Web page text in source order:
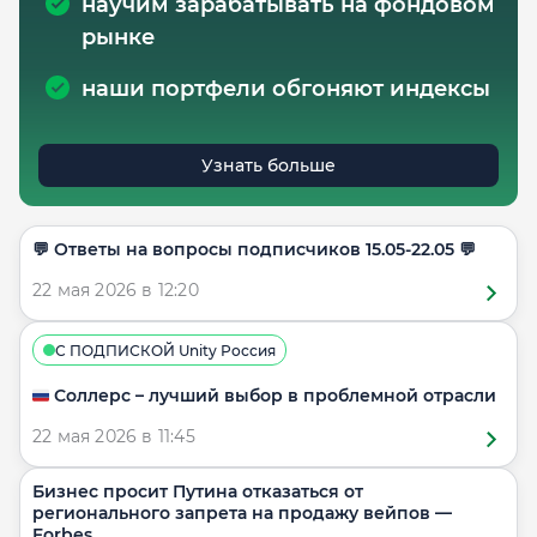
рынке
наши портфели обгоняют индексы
Узнать больше
​​💬 Ответы на вопросы подписчиков 15.05-22.05 💬
22 мая 2026 в 12:20
С ПОДПИСКОЙ Unity Россия
🇷🇺 Соллерс – лучший выбор в проблемной отрасли
22 мая 2026 в 11:45
Бизнес просит Путина отказаться от
регионального запрета на продажу вейпов —